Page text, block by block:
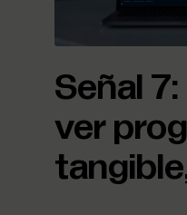
Señal
ver